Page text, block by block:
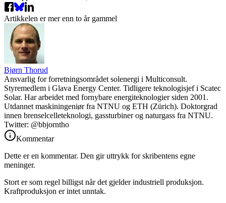
Artikkelen er mer enn to år gammel
Bjørn Thorud
Ansvarlig for forretningsområdet solenergi i Multiconsult.
Styremedlem i Glava Energy Center. Tidligere teknologisjef i Scatec
Solar. Har arbeidet med fornybare energiteknologier siden 2001.
Utdannet maskiningeniør fra NTNU og ETH (Zürich). Doktorgrad
innen brenselcelleteknologi, gassturbiner og naturgass fra NTNU.
Twitter: @bbjorntho
Kommentar
Dette er en kommentar. Den gir uttrykk for skribentens egne
meninger.
Stort er som regel billigst når det gjelder industriell produksjon.
Kraftproduksjon er intet unntak.